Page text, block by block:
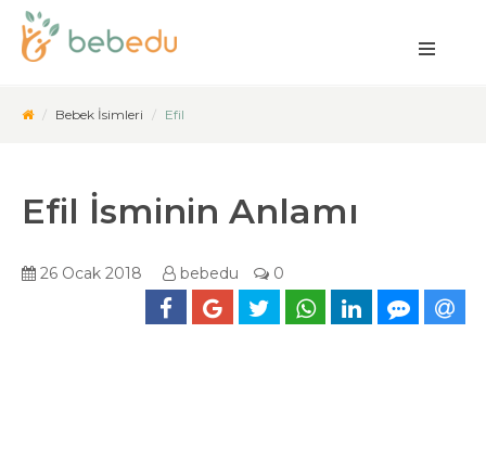
Bebek İsimleri Efil
Efil İsminin Anlamı
26 Ocak 2018 bebedu 0